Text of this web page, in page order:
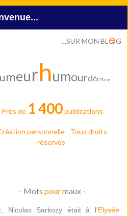
...SUR MON BL 😏G
umeurhumourdérision
Près de 1 400 publications
personnelle - Tous droits
réservés
- Mots pourmaux -
, Nicolas Sarkozy était à l'Elysée